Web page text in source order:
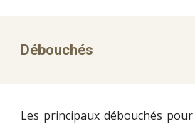
Débouchés
Les principaux débouchés